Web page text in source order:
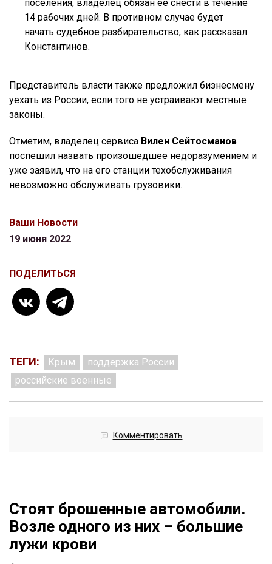
поселения, владелец обязан ее снести в течение
14 рабочих дней. В противном случае будет
начать судебное разбирательство, как рассказал
Константинов.
Представитель власти также предложил бизнесмену
уехать из России, если того не устраивают местные
законы.
Отметим, владелец сервиса Вилен Сейтосманов
поспешил назвать произошедшее недоразумением и
уже заявил, что на его станции техобслуживания
невозможно обслуживать грузовики.
Ваши Новости
19 июня 2022
ПОДЕЛИТЬСЯ
ТЕГИ: Крым
поддержка России
российские военные
Комментировать
Стоят брошенные автомобили.
Возле одного из них – большие
лужи крови